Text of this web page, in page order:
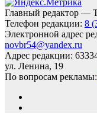
Главный редактор —
Телефон редакции: 8
Электронной адрес
novbr54@yandex.ru
Адрес редакции:
ул. Ленина, 19
По вопросам рекламы: